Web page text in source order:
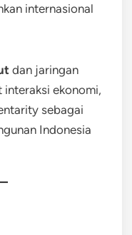
internasional
dan jaringan
interaksi ekonomi,
sebagai
Indonesia